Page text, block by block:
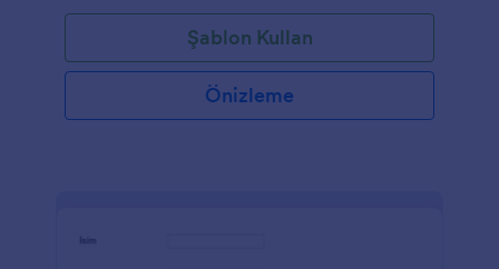
Şablon Kullan
Önizleme